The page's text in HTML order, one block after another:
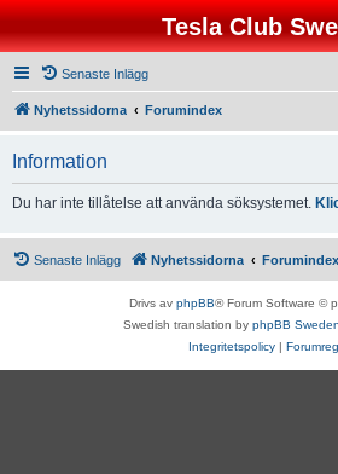
Tesla Club
Senaste Inlägg
Nyhetssidorna Forumindex
Information
Du har inte tillåtelse att använda söksystemet.
Senaste Inlägg Nyhetssidorna Forumindex
Drivs av phpBB® Forum Software ©
Swedish translation by phpBB Sweden
Integritetspolicy |